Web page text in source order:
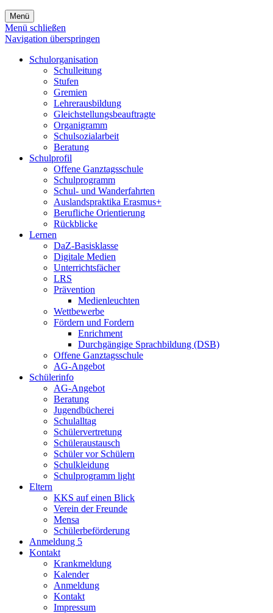
Menü
Menü schließen
Navigation überspringen
Schulorganisation
Schulleitung
Stufen
Gremien
Lehrerausbildung
Gleichstellungsbeauftragte
Organigramm
Schulsozialarbeit
Beratung
Schulprofil
Offene Ganztagsschule
Schulprogramm
Schul- und Wanderfahrten
Auslandspraktika Erasmus+
Berufliche Orientierung
Rückblicke
Lernen
DaZ-Basisklasse
Digitale Medien
Unterrichtsfächer
LRS
Prävention
Medienleuchten
Wettbewerbe
Fördern und Fordern
Enrichment
Durchgängige Sprachbildung (DSB)
Offene Ganztagsschule
AG-Angebot
Schülerinfo
AG-Angebot
Beratung
Jugendbücherei
Schulalltag
Schülervertretung
Schüleraustausch
Schüler vor Schülern
Schulkleidung
Schulprogramm light
Eltern
KKS auf einen Blick
Verein der Freunde
Mensa
Schülerbeförderung
Anmeldung 5
Kontakt
Krankmeldung
Kalender
Anmeldung
Kontakt
Impressum